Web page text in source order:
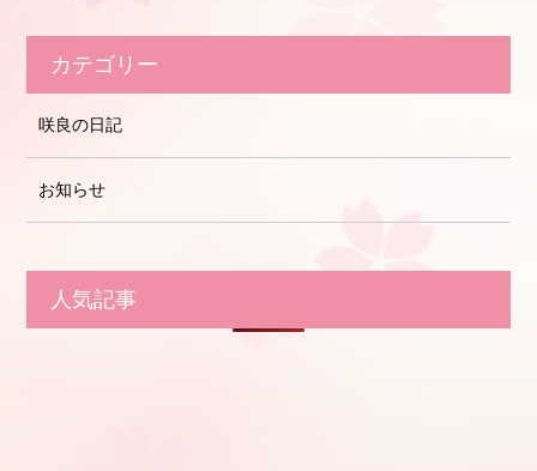
カテゴリー
咲良の日記
お知らせ
人気記事